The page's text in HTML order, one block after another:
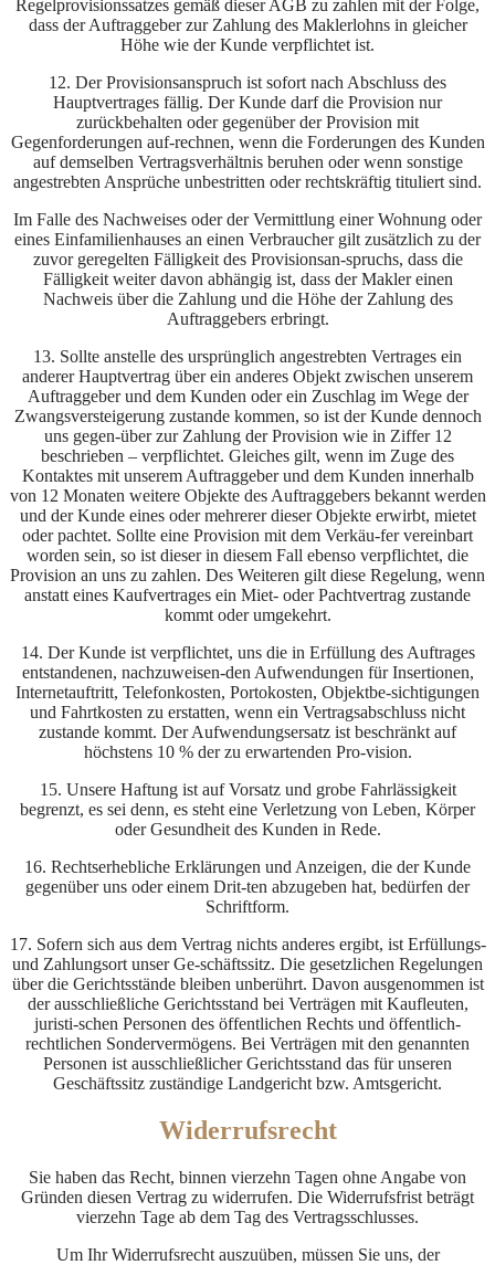
Regelprovisionssatzes gemäß dieser AGB zu zahlen mit der Folge,
dass der Auftraggeber zur Zahlung des Maklerlohns in gleicher
Höhe wie der Kunde verpflichtet ist.
12. Der Provisionsanspruch ist sofort nach Abschluss des
Hauptvertrages fällig. Der Kunde darf die Provision nur
zurückbehalten oder gegenüber der Provision mit
Gegenforderungen auf-rechnen, wenn die Forderungen des Kunden
auf demselben Vertragsverhältnis beruhen oder wenn sonstige
angestrebten Ansprüche unbestritten oder rechtskräftig tituliert sind.
Im Falle des Nachweises oder der Vermittlung einer Wohnung oder
eines Einfamilienhauses an einen Verbraucher gilt zusätzlich zu der
zuvor geregelten Fälligkeit des Provisionsan-spruchs, dass die
Fälligkeit weiter davon abhängig ist, dass der Makler einen
Nachweis über die Zahlung und die Höhe der Zahlung des
Auftraggebers erbringt.
13. Sollte anstelle des ursprünglich angestrebten Vertrages ein
anderer Hauptvertrag über ein anderes Objekt zwischen unserem
Auftraggeber und dem Kunden oder ein Zuschlag im Wege der
Zwangsversteigerung zustande kommen, so ist der Kunde dennoch
uns gegen-über zur Zahlung der Provision wie in Ziffer 12
beschrieben – verpflichtet. Gleiches gilt, wenn im Zuge des
Kontaktes mit unserem Auftraggeber und dem Kunden innerhalb
von 12 Monaten weitere Objekte des Auftraggebers bekannt werden
und der Kunde eines oder mehrerer dieser Objekte erwirbt, mietet
oder pachtet. Sollte eine Provision mit dem Verkäu-fer vereinbart
worden sein, so ist dieser in diesem Fall ebenso verpflichtet, die
Provision an uns zu zahlen. Des Weiteren gilt diese Regelung, wenn
anstatt eines Kaufvertrages ein Miet- oder Pachtvertrag zustande
kommt oder umgekehrt.
14. Der Kunde ist verpflichtet, uns die in Erfüllung des Auftrages
entstandenen, nachzuweisen-den Aufwendungen für Insertionen,
Internetauftritt, Telefonkosten, Portokosten, Objektbe-sichtigungen
und Fahrtkosten zu erstatten, wenn ein Vertragsabschluss nicht
zustande kommt. Der Aufwendungsersatz ist beschränkt auf
höchstens 10 % der zu erwartenden Pro-vision.
15. Unsere Haftung ist auf Vorsatz und grobe Fahrlässigkeit
begrenzt, es sei denn, es steht eine Verletzung von Leben, Körper
oder Gesundheit des Kunden in Rede.
16. Rechtserhebliche Erklärungen und Anzeigen, die der Kunde
gegenüber uns oder einem Drit-ten abzugeben hat, bedürfen der
Schriftform.
17. Sofern sich aus dem Vertrag nichts anderes ergibt, ist Erfüllungs-
und Zahlungsort unser Ge-schäftssitz. Die gesetzlichen Regelungen
über die Gerichtsstände bleiben unberührt. Davon ausgenommen ist
der ausschließliche Gerichtsstand bei Verträgen mit Kaufleuten,
juristi-schen Personen des öffentlichen Rechts und öffentlich-
rechtlichen Sondervermögens. Bei Verträgen mit den genannten
Personen ist ausschließlicher Gerichtsstand das für unseren
Geschäftssitz zuständige Landgericht bzw. Amtsgericht.
Widerrufsrecht
Sie haben das Recht, binnen vierzehn Tagen ohne Angabe von
Gründen diesen Vertrag zu widerrufen. Die Widerrufsfrist beträgt
vierzehn Tage ab dem Tag des Vertragsschlusses.
Um Ihr Widerrufsrecht auszuüben, müssen Sie uns, der